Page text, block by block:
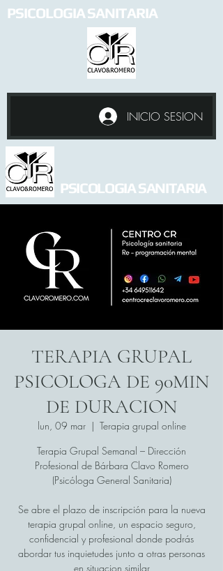
PSICOLOGIA SANITARIA
INICIO SESION
PSICOLOGIA SANITARIA
TERAPIA GRUPAL
PSICOLOGA DE 90MIN
DE DURACION
lun, 09 mar
  |
Terapia grupal online
Terapia Grupal Semanal – Dirección
Profesional de Bárbara Clavo Romero
(Psicóloga General Sanitaria)
Se abre el plazo de inscripción para la nueva
terapia grupal online, un espacio seguro,
confidencial y profesional donde podrás
abordar tus inquietudes junto a otras personas
en situacion similar